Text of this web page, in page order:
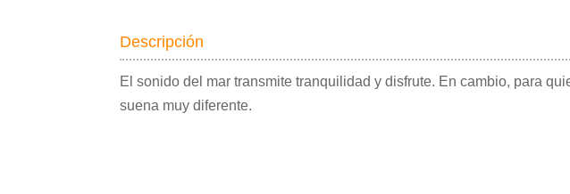
Descripción
El sonido del mar transmite tranquilidad y disfrute. En cambio, para
suena muy diferente.